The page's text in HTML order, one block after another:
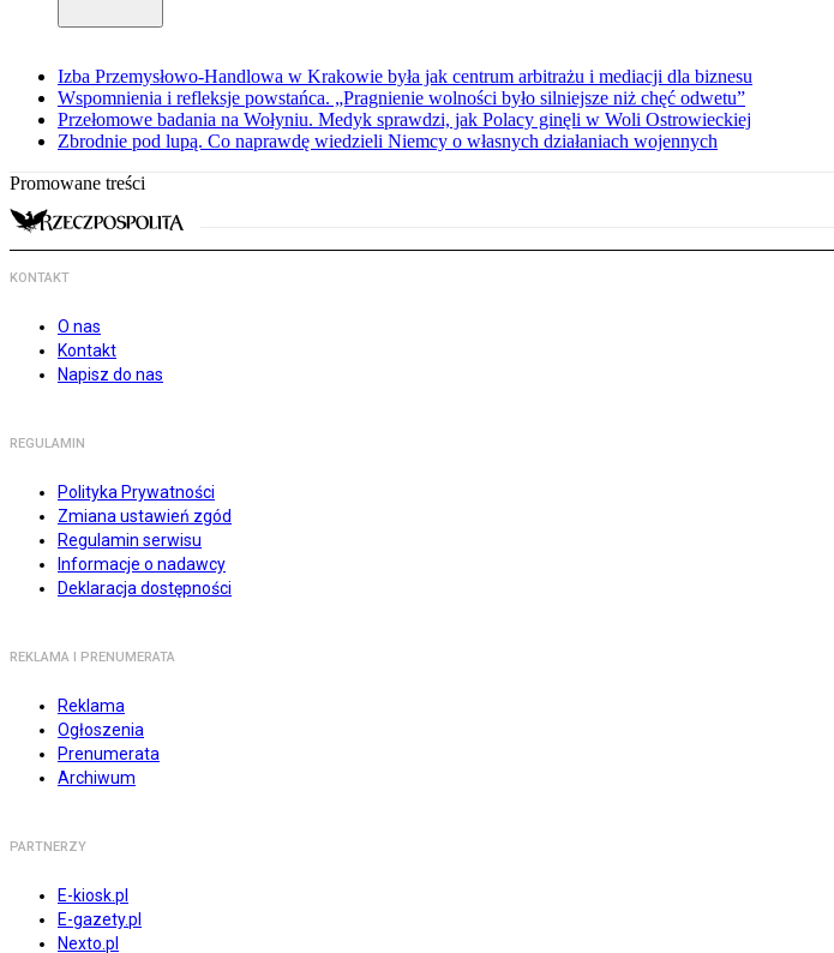
Izba Przemysłowo-Handlowa w Krakowie była jak centrum arbitrażu i mediacji dla biznesu
Wspomnienia i refleksje powstańca. „Pragnienie wolności było silniejsze niż chęć odwetu”
Przełomowe badania na Wołyniu. Medyk sprawdzi, jak Polacy ginęli w Woli Ostrowieckiej
Zbrodnie pod lupą. Co naprawdę wiedzieli Niemcy o własnych działaniach wojennych
Promowane treści
KONTAKT
O nas
Kontakt
Napisz do nas
REGULAMIN
Polityka Prywatności
Zmiana ustawień zgód
Regulamin serwisu
Informacje o nadawcy
Deklaracja dostępności
REKLAMA I PRENUMERATA
Reklama
Ogłoszenia
Prenumerata
Archiwum
PARTNERZY
E-kiosk.pl
E-gazety.pl
Nexto.pl